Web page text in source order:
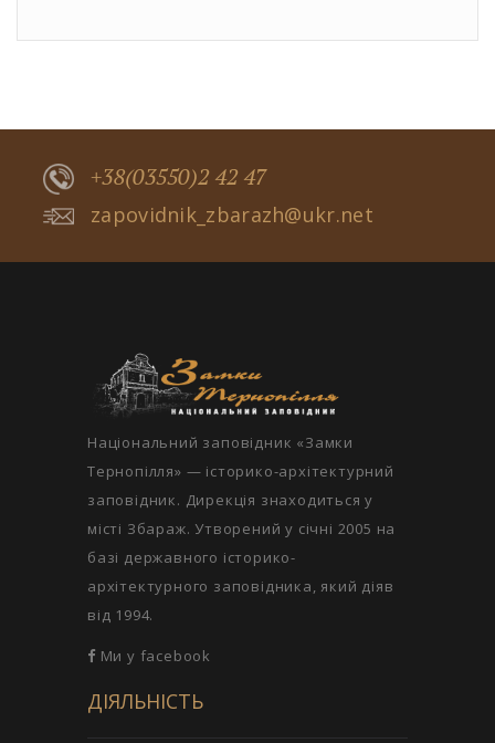
+38(03550)2 42 47
zapovidnik_zbarazh@ukr.net
Національний заповідник «Замки
Тернопілля» — історико-архітектурний
заповідник. Дирекція знаходиться у
місті Збараж. Утворений у січні 2005 на
базі державного історико-
архітектурного заповідника, який діяв
від 1994.
Ми у facebook
ДІЯЛЬНІСТЬ